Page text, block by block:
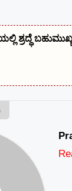
ಶ್ರದ್ಧೆ